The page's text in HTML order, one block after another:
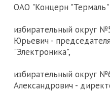
ОАО "Концерн "Термаль"
избирательный округ
Юрьевич -
"Электроника",
избирательный округ
Александрович -